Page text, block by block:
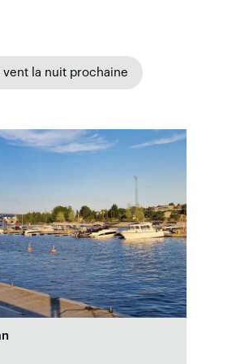
vent la nuit prochaine